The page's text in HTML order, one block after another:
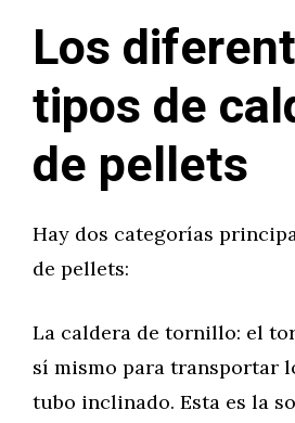
Los
tipos de
de pellets
Hay dos categorías
de pellets:
La caldera de tornillo: el
sí mismo para transportar
tubo inclinado. Esta es la